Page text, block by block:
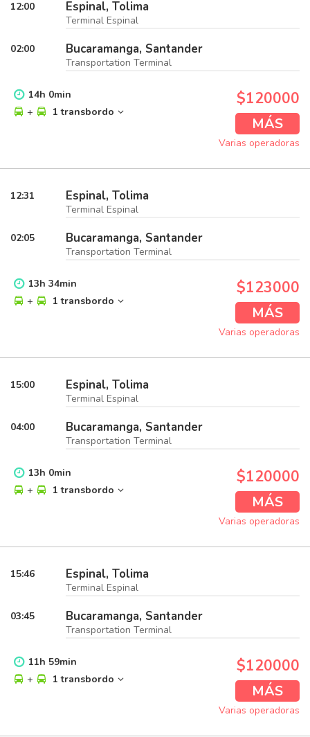
12:00 Espinal, Tolima
Terminal Espinal
02:00 Bucaramanga, Santander
Transportation Terminal
14h 0min
+
1 transbordo
$120000
MÁS
Varias operadoras
12:31 Espinal, Tolima
Terminal Espinal
02:05 Bucaramanga, Santander
Transportation Terminal
13h 34min
+
1 transbordo
$123000
MÁS
Varias operadoras
15:00 Espinal, Tolima
Terminal Espinal
04:00 Bucaramanga, Santander
Transportation Terminal
13h 0min
+
1 transbordo
$120000
MÁS
Varias operadoras
15:46 Espinal, Tolima
Terminal Espinal
03:45 Bucaramanga, Santander
Transportation Terminal
11h 59min
+
1 transbordo
$120000
MÁS
Varias operadoras